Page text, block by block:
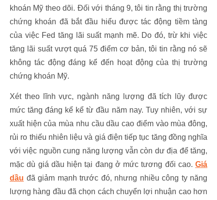
khoán Mỹ theo dõi. Đối với tháng 9, tôi tin rằng thị trường
chứng khoán đã bắt đầu hiểu được tác động tiềm tàng
của việc Fed tăng lãi suất mạnh mẽ. Do đó, trừ khi việc
tăng lãi suất vượt quá 75 điểm cơ bản, tôi tin rằng nó sẽ
không tác động đáng kể đến hoạt động của thị trường
chứng khoán Mỹ.
Xét theo lĩnh vực, ngành năng lượng đã tích lũy được
mức tăng đáng kể kể từ đầu năm nay. Tuy nhiên, với sự
xuất hiện của mùa nhu cầu dầu cao điểm vào mùa đông,
rủi ro thiếu nhiên liệu và giá điện tiếp tục tăng đồng nghĩa
với việc nguồn cung năng lượng vẫn còn dư địa để tăng,
mặc dù giá dầu hiện tại đang ở mức tương đối cao. Giá
dầu đã giảm mạnh trước đó, nhưng nhiều công ty năng
lượng hàng đầu đã chọn cách chuyển lợi nhuận cao hơn